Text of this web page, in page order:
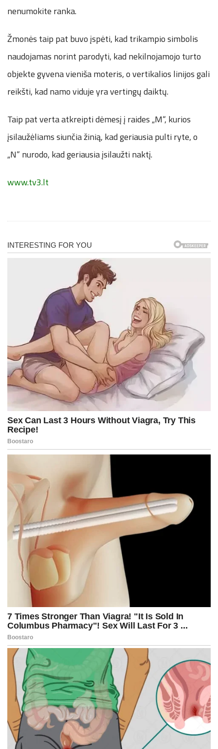
nenumokite ranka.
Žmonės taip pat buvo įspėti, kad trikampio simbolis
naudojamas norint parodyti, kad nekilnojamojo turto
objekte gyvena vieniša moteris, o vertikalios linijos gali
reikšti, kad namo viduje yra vertingų daiktų.
Taip pat verta atkreipti dėmesį į raides „M“, kurios
įsilaužėliams siunčia žinią, kad geriausia pulti ryte, o
„N“ nurodo, kad geriausia įsilaužti naktį.
www.tv3.lt